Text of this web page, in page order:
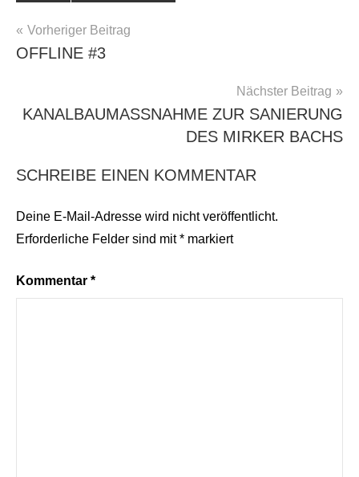
BEITRAGSNAVIGATION
Vorheriger Beitrag
OFFLINE #3
Nächster Beitrag
KANALBAUMASSNAHME ZUR SANIERUNG D
ES MIRKER BACHS
SCHREIBE EINEN KOMMENTAR
Deine E-Mail-Adresse wird nicht veröffentlicht.
Erforderliche Felder sind mit* markiert
Kommentar *